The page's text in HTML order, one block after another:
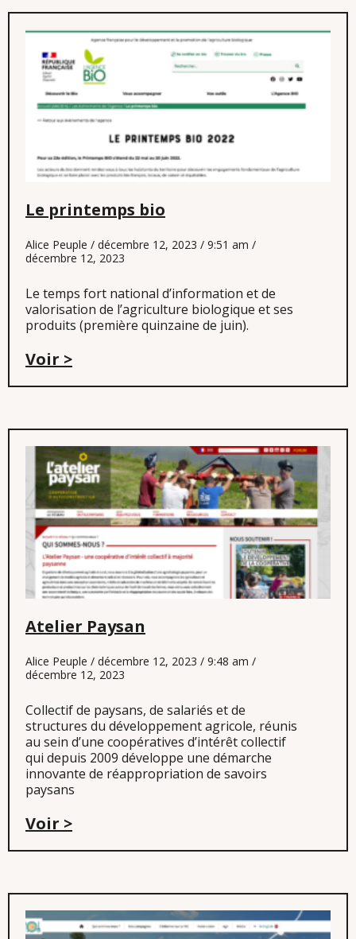
Le printemps bio
Alice Peuple décembre 12, 2023
9:51 am
décembre 12, 2023
Le temps fort national d’information et de
valorisation de l’agriculture biologique et ses
produits (première quinzaine de juin).
Voir >
Atelier Paysan
Alice Peuple décembre 12, 2023
9:48 am
décembre 12, 2023
Collectif de paysans, de salariés et de
structures du développement agricole, réunis
au sein d’une coopératives d’intérêt collectif
qui depuis 2009 développe une démarche
innovante de réappropriation de savoirs
paysans
Voir >